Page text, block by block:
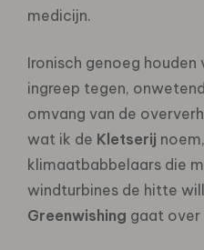
medicijn.
Ironisch genoeg houden
ingreep tegen,
omvang van de
wat ik de Kletserij
klimaatbabbelaars die
windturbines de hitte
Greenwishing gaat over